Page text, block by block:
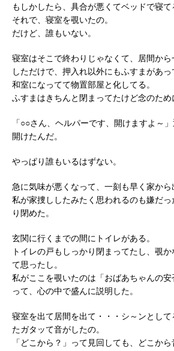
もしかしたら、具合が悪くてベッドで寝て
それで、寝室を覗いたの。
だけど、誰もいない。
寝室はそこで終わりじゃなくて、居間か
しただけで、押入れ以外にもふすまがあ
和室になってて物置部屋と化してる。
ふすまはきちんと閉まってたけど念のため
「○○さん、ヘルパーです、開けますよ～
開けたんだ。
やっぱり誰もいるはずない。
急に気味が悪くなって、一刻も早く家から
私が家捜ししたみたく思われるのも嫌だ
り閉めた。
玄関に行くまでの間にトイレがある。
トイレの戸もしっかり閉まってたし、覗
て思ったし。
私がここを覗いたのは「おばあちゃんの安
って、心の中で盛んに説明した。
寝室を出て居間を出て・・・シ～ンとし
たガタッて音がしたの。
「どこから？」って見回しても、どこか